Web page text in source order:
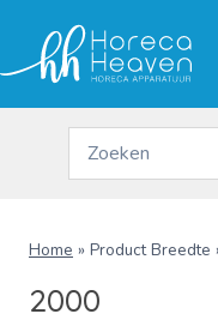
inhoud
Home » Product Breedte
2000